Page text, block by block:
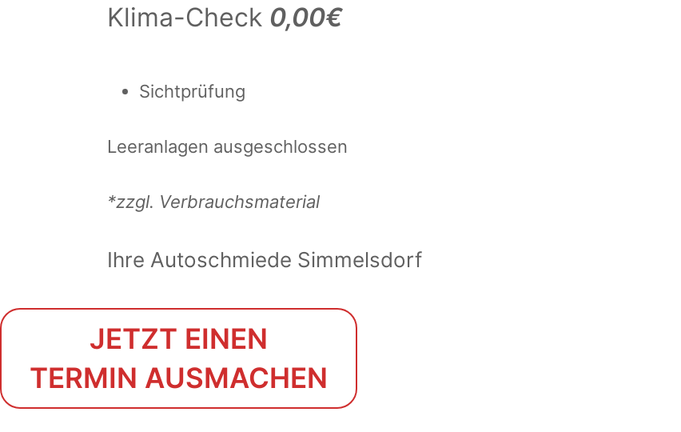
Klima-Check 0,00€
Sichtprüfung
Leeranlagen ausgeschlossen
*zzgl. Verbrauchsmaterial
Ihre Autoschmiede Simmelsdorf
JETZT EINEN
TERMIN AUSMACHEN